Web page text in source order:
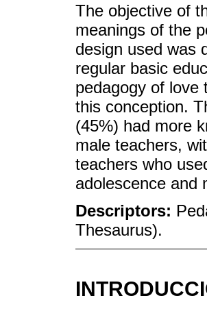
The objective of
meanings of the
design used was
regular basic
pedagogy of love
this conception.
(45%) had more
male teachers,
teachers who
adolescence and
Descriptors:
Thesaurus).